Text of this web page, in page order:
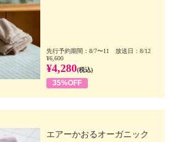
先行予約期間：8/7〜11 放送日：8/12
¥6,600
¥4,280(税込)
35%OFF
エアーかおるオーガニック